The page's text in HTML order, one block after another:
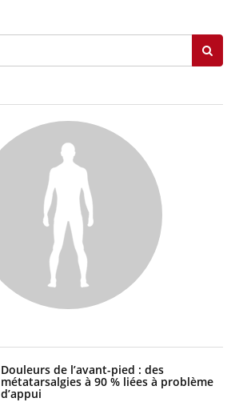
Douleurs de l’avant-pied : des
métatarsalgies à 90 % liées à problème
d’appui